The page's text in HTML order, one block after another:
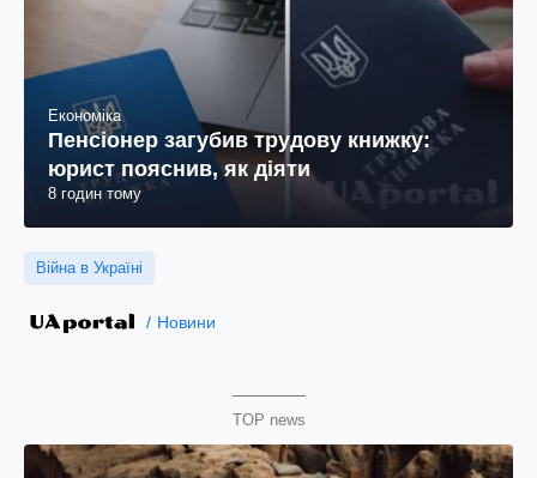
Економіка
Пенсіонер загубив трудову книжку:
юрист пояснив, як діяти
8 годин тому
Війна в Україні
Новини
TOP news